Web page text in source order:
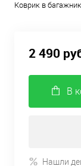
Коврик в
2 490
В
Нашли